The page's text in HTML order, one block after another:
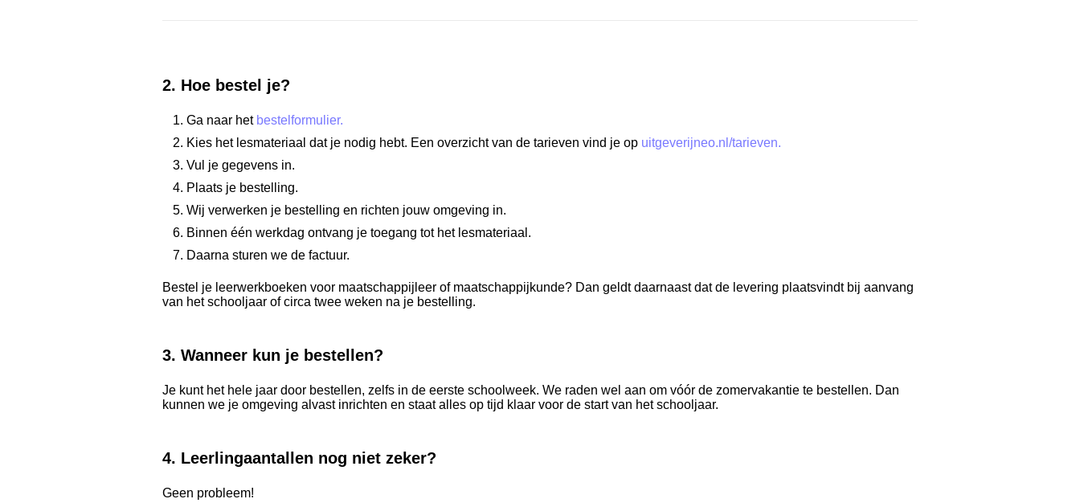
2. Hoe bestel je?
Ga naar het bestelformulier.
Kies het lesmateriaal dat je nodig hebt. Een overzicht van de tarieven vind je op uitgeverijneo.nl/tarieven.
Vul je gegevens in.
Plaats je bestelling.
Wij verwerken je bestelling en richten jouw omgeving in.
Binnen één werkdag ontvang je toegang tot het lesmateriaal.
Daarna sturen we de factuur.
Bestel je leerwerkboeken voor maatschappijleer of maatschappijkunde? Dan geldt daarnaast dat de levering plaatsvindt bij aanvang
van het schooljaar of circa twee weken na je bestelling.
3. Wanneer kun je bestellen?
Je kunt het hele jaar door bestellen, zelfs in de eerste schoolweek. We raden wel aan om vóór de zomervakantie te bestellen. Dan
kunnen we je omgeving alvast inrichten en staat alles op tijd klaar voor de start van het schooljaar.
4. Leerlingaantallen nog niet zeker?
Geen probleem!